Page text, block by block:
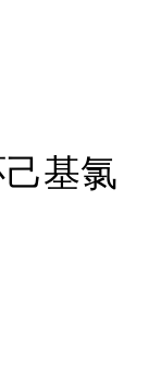
基氯